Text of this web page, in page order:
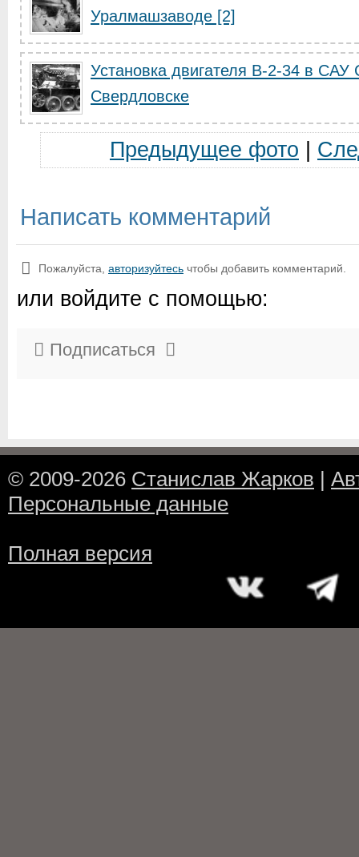
Уралмашзаводе [2]
Установка двигателя В-2-34 в
Свердловске
Предыдущее фото
Написать комментарий
Пожалуйста, авторизуйтесь чтобы добавить комментарий.
или войдите с помощью:
Подписаться
© 2009-2026 Станислав Жарков |
Персональные данные
Полная версия